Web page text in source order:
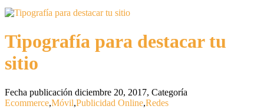
Tipografía para destacar tu
sitio
Fecha publicación diciembre 20, 2017, Categoría
Ecommerce,Móvil,Publicidad Online,Redes